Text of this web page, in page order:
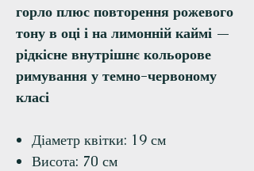
горло плюс повторення рожевого
тону в оці і на лимонній каймі —
рідкісне внутрішнє кольорове
римування у темно-червоному
класі
Діаметр квітки: 19 см
Висота: 70 см